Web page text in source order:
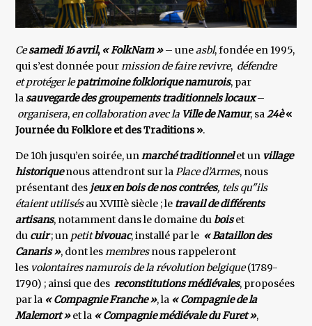
Cesamedi 16 avril, « FolkNam »– uneasbl, fondée en 1995,
qui s’est donnée pourmission de faire revivre, défendre
et protéger lepatrimoine folklorique namurois, par
lasauvegarde des groupements traditionnels locaux–
organisera, en collaboration avec la Ville de Namur, sa24è«
Journée du Folklore et des Traditions ».
De 10h jusqu’en soirée, unmarché traditionnelet un village
historiquenous attendront sur laPlace d’Armes, nous
présentant des jeux en bois de nos contrées, tels qu"ils
étaient utilisésau XVIIIè siècle​ ; le travailde différents
artisans, notamment dans le domaine du boiset
du cuir; un petitbivouac, installé par le « Bataillon des
Canaris », dont lesmembresnous rappeleront
les volontaires namurois de la révolution belgique(1789-
1790) ; ainsi que des reconstitutions médiévales, proposées
par la « Compagnie Franche », la « Compagnie de la
Malemort »et la « Compagnie médiévale du Furet »,